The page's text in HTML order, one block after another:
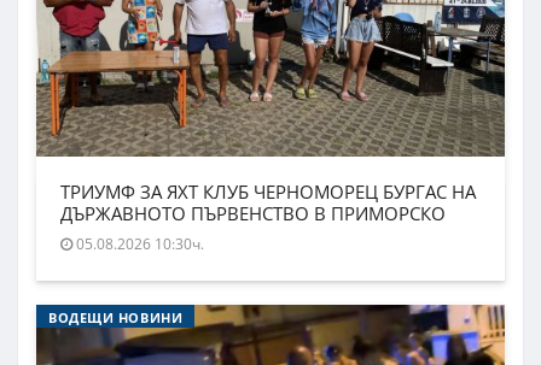
ТРИУМФ ЗА ЯХТ КЛУБ ЧЕРНОМОРЕЦ БУРГАС НА
ДЪРЖАВНОТО ПЪРВЕНСТВО В ПРИМОРСКО
05.08.2026 10:30ч.
ВОДЕЩИ НОВИНИ